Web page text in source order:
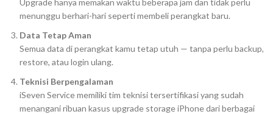
Upgrade hanya memakan waktu beberapa jam dan tidak perlu
menunggu berhari-hari seperti membeli perangkat baru.
Data Tetap Aman
Semua data di perangkat kamu tetap utuh — tanpa perlu backup,
restore, atau login ulang.
Teknisi Berpengalaman
iSeven Service memiliki tim teknisi tersertifikasi yang sudah
menangani ribuan kasus upgrade storage iPhone dari berbagai